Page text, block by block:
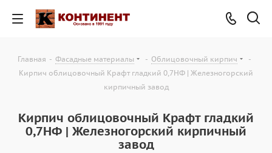
Главная - Фасадные материалы - Облицовочный кирпич
-
Кирпич облицовочный Крафт гладкий 0,7НФ | Железногорский
кирпичный завод
Кирпич облицовочный Крафт гладкий
0,7НФ | Железногорский кирпичный
завод